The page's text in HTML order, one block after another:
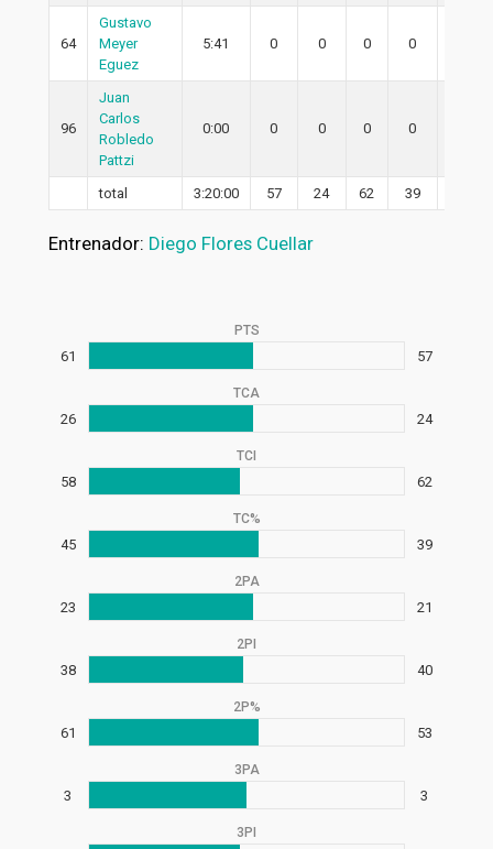
64
Gustavo
Meyer
Eguez
5:41 0 0 0 0
96
Juan
Carlos
Robledo
Pattzi
0:00 0 0 0 0
total 3:20:00 57 24 62 39
Entrenador: Diego Flores Cuellar
PTS
61 57
TCA
26 24
TCI
58 62
TC%
45 39
2PA
23 21
2PI
38 40
2P%
61 53
3PA
3 3
3PI